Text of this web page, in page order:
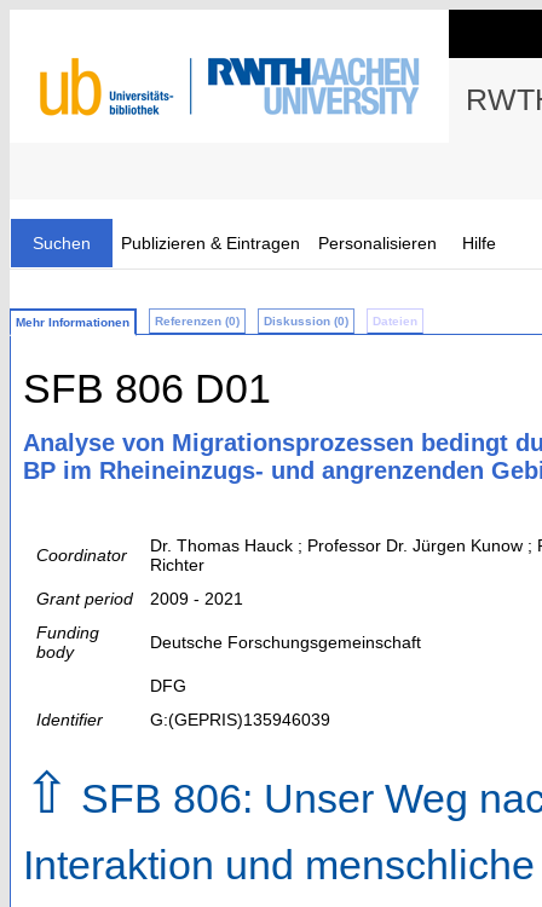
Suchen Publizieren & Eintragen Personalisieren Hilfe
Mehr Informationen Referenzen (0) Diskussion (0) Dateien
SFB 806 D01
Analyse von Migrationsprozessen bedingt
BP im Rheineinzugs- und angrenzenden
Coordinator
Dr. Thomas Hauck ; Professor Dr. Jürgen Kunow
Richter
Grant period
2009 - 2021
Funding
body
Deutsche Forschungsgemeinschaft
DFG
Identifier
G:(GEPRIS)135946039
⇧ SFB 806: Unser Weg
Interaktion und